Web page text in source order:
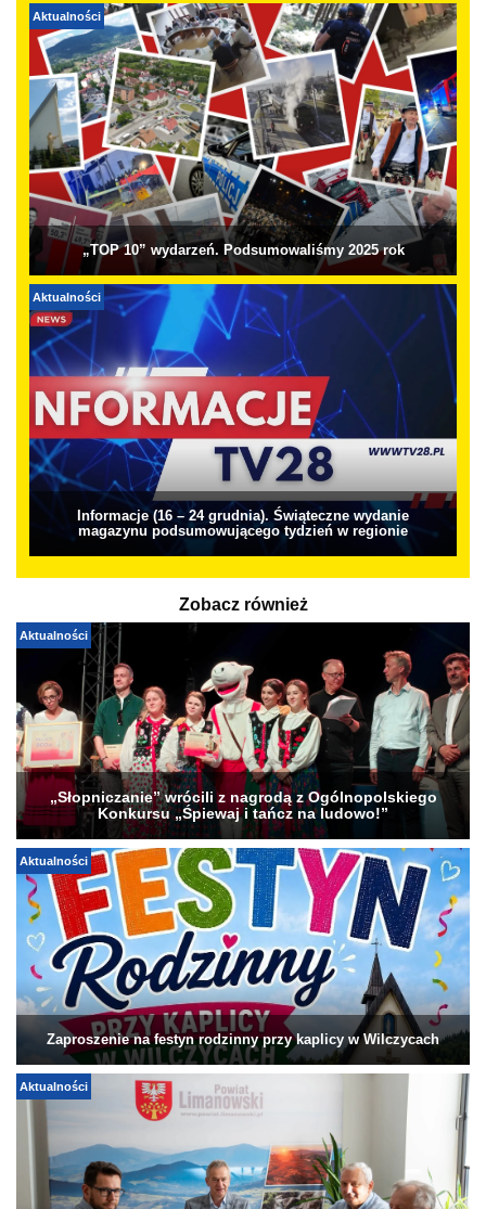
Aktualności
„TOP 10” wydarzeń. Podsumowaliśmy 2025 rok
Aktualności
Informacje (16 – 24 grudnia). Świąteczne wydanie
magazynu podsumowującego tydzień w regionie
Zobacz również
Aktualności
„Słopniczanie” wrócili z nagrodą z Ogólnopolskiego
Konkursu „Śpiewaj i tańcz na ludowo!”
Aktualności
Zaproszenie na festyn rodzinny przy kaplicy w Wilczycach
Aktualności